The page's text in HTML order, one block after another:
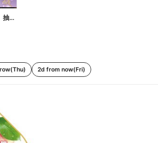
【ファミペイでスタンプ貯まる】抽選でペアチケットが当たる!
2d from now(Fri)